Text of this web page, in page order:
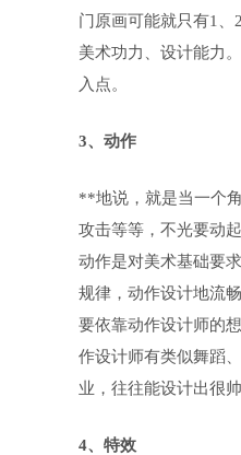
门原画可能就只有1
美术功力、设计能力
入点。
3、动作
**地说，就是当一个
攻击等等，不光要动
动作是对美术基础要
规律，动作设计地流
要依靠动作设计师的
作设计师有类似舞蹈
业，往往能设计出很帅
4、特效